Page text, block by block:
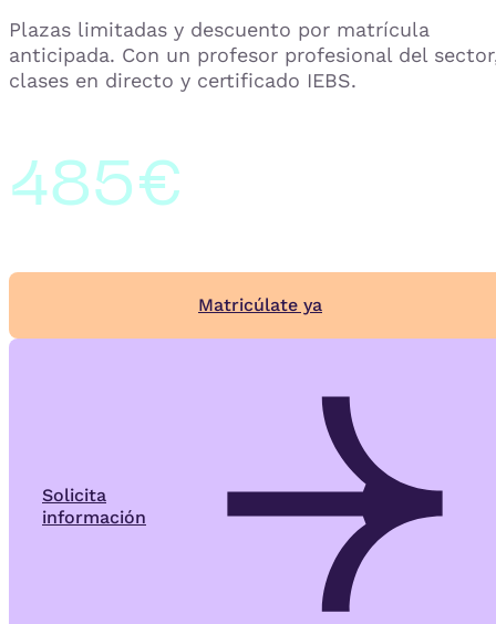
Plazas limitadas y descuento por matrícula
anticipada. Con un profesor profesional del
clases en directo y certificado IEBS.
485€
Matricúlate ya
Solicita
información